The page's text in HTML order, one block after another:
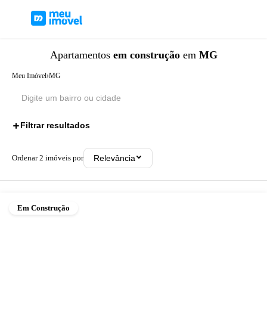
Apartamentos em construção em MG
Meu Imóvel›MG
Filtrar resultados
Ordenar2 imóveis por Relevância
Em Construção